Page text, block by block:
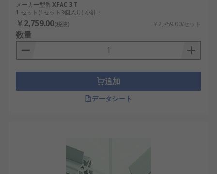
メーカー型番 XFAC 3 T
1 セット(1セット3個入り) 小計：
￥2,759.00(税抜) ￥2,759.00/セット
数量
追加
データシート